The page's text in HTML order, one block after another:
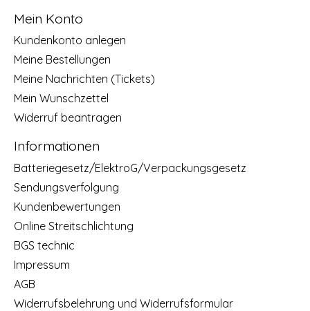
Mein Konto
Kundenkonto anlegen
Meine Bestellungen
Meine Nachrichten (Tickets)
Mein Wunschzettel
Widerruf beantragen
Informationen
Batteriegesetz/ElektroG/Verpackungsgesetz
Sendungsverfolgung
Kundenbewertungen
Online Streitschlichtung
BGS technic
Impressum
AGB
Widerrufsbelehrung und Widerrufsformular